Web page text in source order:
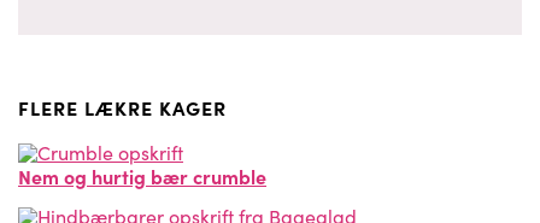
FLERE LÆKRE KAGER
Nem og hurtig bær crumble